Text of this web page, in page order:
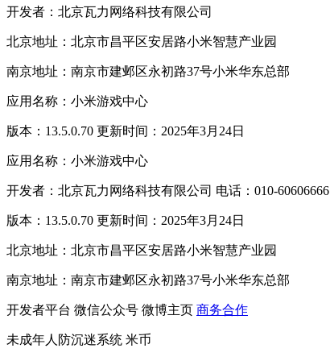
开发者：北京瓦力网络科技有限公司
北京地址：北京市昌平区安居路小米智慧产业园
南京地址：南京市建邺区永初路37号小米华东总部
应用名称：小米游戏中心
版本：13.5.0.70 更新时间：2025年3月24日
应用名称：小米游戏中心
开发者：北京瓦力网络科技有限公司 电话：010-60606666
版本：13.5.0.70 更新时间：2025年3月24日
北京地址：北京市昌平区安居路小米智慧产业园
南京地址：南京市建邺区永初路37号小米华东总部
开发者平台 微信公众号 微博主页 商务合作
未成年人防沉迷系统 米币